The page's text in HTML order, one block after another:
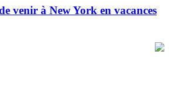
venir à New York en vacances